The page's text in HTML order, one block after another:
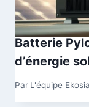
Batterie
d’énergie
Par L'équipe Ekosia